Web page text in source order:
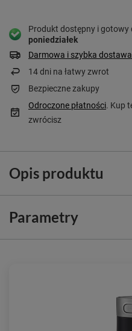
Produkt dostępny i gotowy
poniedziałek
Darmowa i szybka dostawa
14dni na łatwy zwrot
Bezpieczne zakupy
Odroczone płatności. Kup
zwrócisz
Opis produktu
Parametry